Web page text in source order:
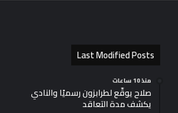
Last Modified Posts
منذ 10 ساعات
صلاح يوقّع لطرابزون رسميًا والنادي
يكشف مدة التعاقد